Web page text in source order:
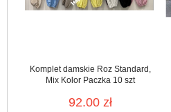
Komplet damskie Roz Standard,
Mix Kolor Paczka 10 szt
92.00 zł